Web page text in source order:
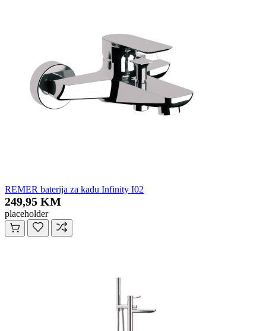
REMER baterija za kadu Infinity I02
249,95 KM
placeholder